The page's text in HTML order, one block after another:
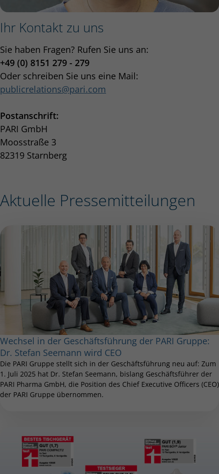
Ihr Kontakt zu uns
Sie haben Fragen? Rufen Sie uns an:
+49 (0) 8151 279 - 279
Oder schreiben Sie uns eine Mail:
publicrelations
pari.com
Postanschrift:
PARI GmbH
Moosstraße 3
82319 Starnberg
Aktuelle Pressemitteilungen
Wechsel in der Geschäftsführung der PARI Gruppe:
Dr. Stefan Seemann wird CEO
Die PARI Gruppe stellt sich in der Geschäftsführung neu auf: Zum
1. Juli 2025 hat Dr. Stefan Seemann, bislang Geschäftsführer der
PARI Pharma GmbH, die Position des Chief Executive Officers (CEO)
der PARI Gruppe übernommen.